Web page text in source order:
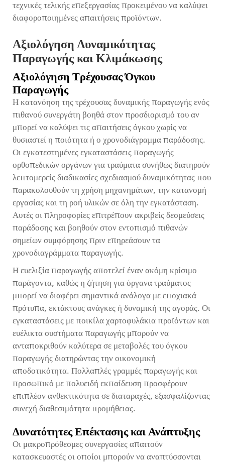
τεχνικές τελικής επεξεργασίας προκειμένου να καλύψει
διαφοροποιημένες απαιτήσεις προϊόντων.
Αξιολόγηση Δυναμικότητας
Παραγωγής και Κλιμάκωσης
Αξιολόγηση Τρέχουσας Όγκου
Παραγωγής
Η κατανόηση της τρέχουσας δυναμικής παραγωγής ενός
πιθανού συνεργάτη βοηθά στον προσδιορισμό του αν
μπορεί να καλύψει τις απαιτήσεις όγκου χωρίς να
θυσιαστεί η ποιότητα ή ο χρονοδιάγραμμα παράδοσης.
Οι εγκατεστημένες εγκαταστάσεις παραγωγής
ορθοπεδικών οργάνων για τραύματα συνήθως διατηρούν
λεπτομερείς διαδικασίες σχεδιασμού δυναμικότητας που
παρακολουθούν τη χρήση μηχανημάτων, την κατανομή
εργασίας και τη ροή υλικών σε όλη την εγκατάσταση.
Αυτές οι πληροφορίες επιτρέπουν ακριβείς δεσμεύσεις
παράδοσης και βοηθούν στον εντοπισμό πιθανών
σημείων συμφόρησης πριν επηρεάσουν τα
χρονοδιαγράμματα παραγωγής.
Η ευελιξία παραγωγής αποτελεί έναν ακόμη κρίσιμο
παράγοντα, καθώς η ζήτηση για όργανα τραύματος
μπορεί να διαφέρει σημαντικά ανάλογα με εποχιακά
πρότυπα, εκτάκτους ανάγκες ή δυναμική της αγοράς. Οι
εγκαταστάσεις με ποικίλα χαρτοφυλάκια προϊόντων και
ευέλικτα συστήματα παραγωγής μπορούν να
ανταποκριθούν καλύτερα σε μεταβολές του όγκου
παραγωγής διατηρώντας την οικονομική
αποδοτικότητα. Πολλαπλές γραμμές παραγωγής και
προσωπικό με πολυειδή εκπαίδευση προσφέρουν
επιπλέον ανθεκτικότητα σε διαταραχές, εξασφαλίζοντας
συνεχή διαθεσιμότητα προμήθειας.
Δυνατότητες Επέκτασης και Ανάπτυξης
Οι μακροπρόθεσμες συνεργασίες απαιτούν
κατασκευαστές οι οποίοι μπορούν να αναπτύσσονται